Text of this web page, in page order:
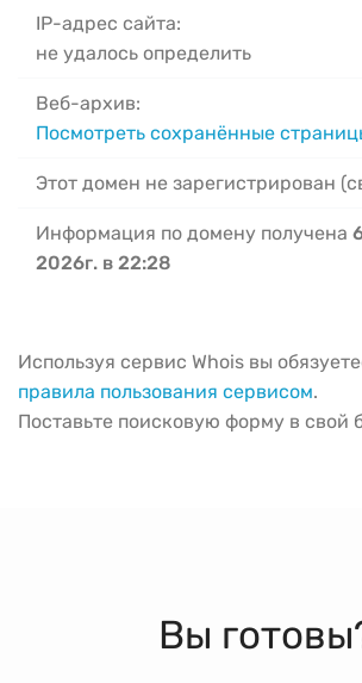
IP-адрес сайта:
не удалось определить
Веб-архив:
Посмотреть сохранённые
Этот домен не зарегистрирован
Информация по домену получена
2026г. в 22:28
Используя сервис Whois вы
правила пользования сервисом.
Поставьте поисковую форму в свой
Вы